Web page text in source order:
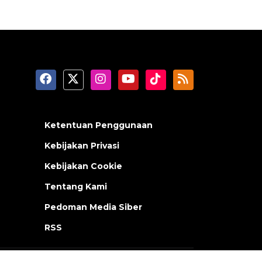
Ketentuan Penggunaan
Kebijakan Privasi
Kebijakan Cookie
Tentang Kami
Pedoman Media Siber
RSS